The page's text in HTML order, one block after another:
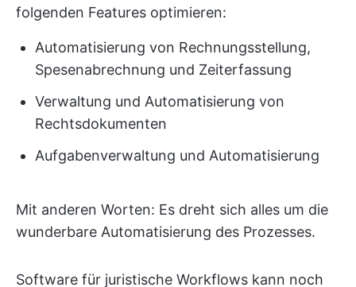
folgenden Features optimieren:
Automatisierung von Rechnungsstellung,
Spesenabrechnung und Zeiterfassung
Verwaltung und Automatisierung von
Rechtsdokumenten
Aufgabenverwaltung und Automatisierung
Mit anderen Worten: Es dreht sich alles um die
wunderbare Automatisierung des Prozesses.
Software für juristische Workflows kann noch